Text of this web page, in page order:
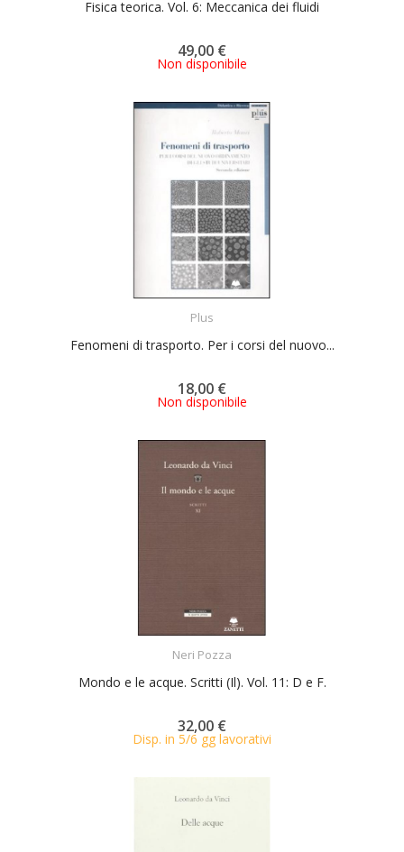
Fisica teorica. Vol. 6: Meccanica dei fluidi
49,00 €
Non disponibile
Plus
Fenomeni di trasporto. Per i corsi del nuovo...
18,00 €
Non disponibile
Neri Pozza
Mondo e le acque. Scritti (Il). Vol. 11: D e F.
32,00 €
Disp. in 5/6 gg lavorativi